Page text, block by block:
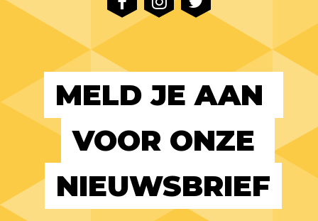
MELD JE AAN
VOOR ONZE
NIEUWSBRIEF